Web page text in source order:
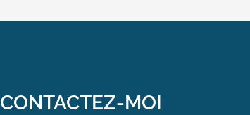
CONTACTEZ-MOI